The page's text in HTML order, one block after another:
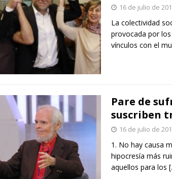
16 de julio de
La colectividad
provocada por
vínculos con el
Pare de
suscriben
16 de julio de
1. No hay causa
hipocresía más
aquellos para los